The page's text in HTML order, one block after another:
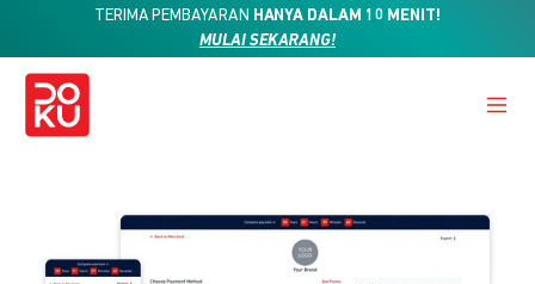
TERIMA PEMBAYARAN HANYA DALAM 10 MENIT!
MULAI SEKARANG!